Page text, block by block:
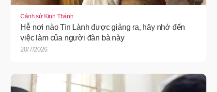
Cảnh sử Kinh Thánh
Hễ nơi nào Tin Lành được giảng ra, hãy nhớ đến
việc làm của người đàn bà này
20/7/2026